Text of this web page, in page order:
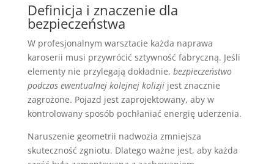
Definicja i znaczenie dla
bezpieczeństwa
W profesjonalnym warsztacie każda naprawa
karoserii musi przywrócić sztywność fabryczną. Jeśli
elementy nie przylegają dokładnie, bezpieczeństwo
podczas ewentualnej kolejnej kolizjijest znacznie
zagrożone. Pojazd jest zaprojektowany, aby w
kontrolowany sposób pochłaniać energię uderzenia.
Naruszenie geometrii nadwozia zmniejsza
skuteczność zgniotu. Dlatego ważne jest, aby każda